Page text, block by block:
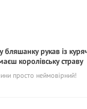
бляшанку рукав із
королівську страву
просто неймовірний!